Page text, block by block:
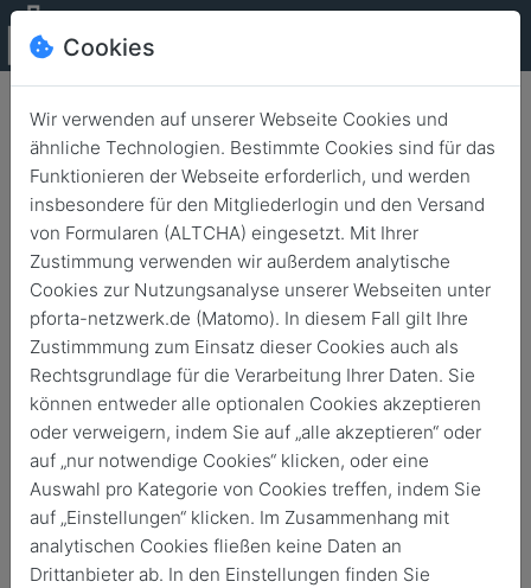
Lübeck
Treffen zu Martini Lübeck
9. Nov. 2024
Cookies
Wir verwenden auf unserer Webseite Cookies und
ähnliche Technologien. Bestimmte Cookies sind für das
Funktionieren der Webseite erforderlich, und werden
insbesondere für den Mitgliederlogin und den Versand
von Formularen (ALTCHA) eingesetzt. Mit Ihrer
Zustimmung verwenden wir außerdem analytische
Cookies zur Nutzungsanalyse unserer Webseiten unter
pforta-netzwerk.de (Matomo). In diesem Fall gilt Ihre
Zustimmmung zum Einsatz dieser Cookies auch als
Rechtsgrundlage für die Verarbeitung Ihrer Daten. Sie
können entweder alle optionalen Cookies akzeptieren
oder verweigern, indem Sie auf „alle akzeptieren“ oder
auf „nur notwendige Cookies“ klicken, oder eine
Auswahl pro Kategorie von Cookies treffen, indem Sie
auf „Einstellungen“ klicken. Im Zusammenhang mit
analytischen Cookies fließen keine Daten an
Drittanbieter ab. In den Einstellungen finden Sie